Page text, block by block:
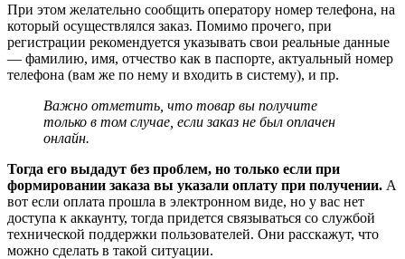
При этом желательно сообщить оператору номер телефона, на
который осуществлялся заказ. Помимо прочего, при
регистрации рекомендуется указывать свои реальные данные
— фамилию, имя, отчество как в паспорте, актуальный номер
телефона (вам же по нему и входить в систему), и пр.
Важно отметить, что товар вы получите
только в том случае, если заказ не был оплачен
онлайн.
Тогда его выдадут без проблем, но только если при
формировании заказа вы указали оплату при получении. А
вот если оплата прошла в электронном виде, но у вас нет
доступа к аккаунту, тогда придется связываться со службой
технической поддержки пользователей. Они расскажут, что
можно сделать в такой ситуации.